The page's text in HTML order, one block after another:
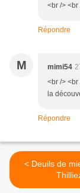
<br /> <br
Répondre
M mimi54
<br />
la
Répondre
< Deuils de miel, Franck